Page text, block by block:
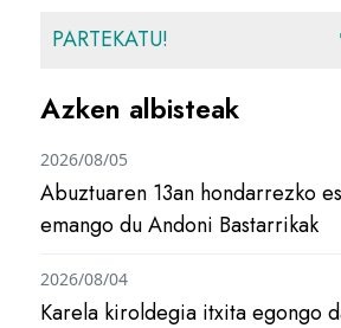
PARTEKATU!
Azken albisteak
Abuztuaren 13an hondarrezko
emango du Andoni Bastarrikak
2026/08/05
Karela kiroldegia itxita egongo
2026/08/04